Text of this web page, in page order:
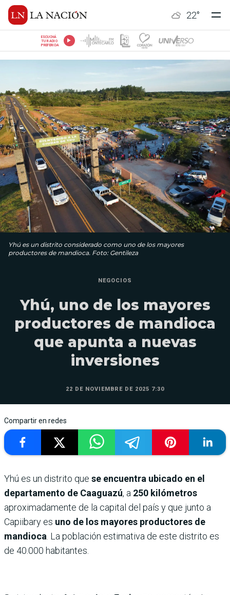
22°
ESCUCHÁ
TU RADIO
PREFERIDA
Yhú es un distrito considerado como uno de los mayores
productores de mandioca. Foto: Gentileza
NEGOCIOS
Yhú, uno de los mayores
productores de mandioca
que apunta a nuevas
inversiones
22 DE NOVIEMBRE DE 2025 7:30
Compartir en redes
Yhú es un distrito que se encuentra ubicado en el
departamento de Caaguazú, a 250 kilómetros
aproximadamente de la capital del país y que junto a
Capiibary es uno de los mayores productores de
mandioca . La población estimativa de este distrito es
de 40.000 habitantes.